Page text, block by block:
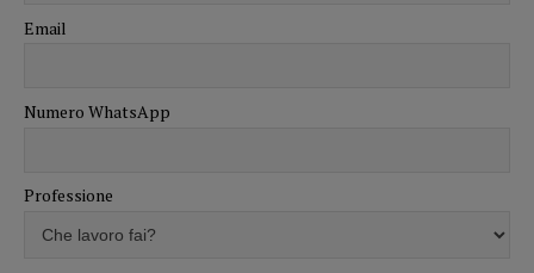
Email
Numero WhatsApp
Professione